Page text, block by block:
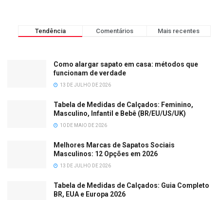
Tendência Comentários Mais recentes
Como alargar sapato em casa: métodos que
funcionam de verdade
13 DE JULHO DE 2026
Tabela de Medidas de Calçados: Feminino,
Masculino, Infantil e Bebê (BR/EU/US/UK)
10 DE MAIO DE 2026
Melhores Marcas de Sapatos Sociais
Masculinos: 12 Opções em 2026
13 DE JULHO DE 2026
Tabela de Medidas de Calçados: Guia Completo
BR, EUA e Europa 2026